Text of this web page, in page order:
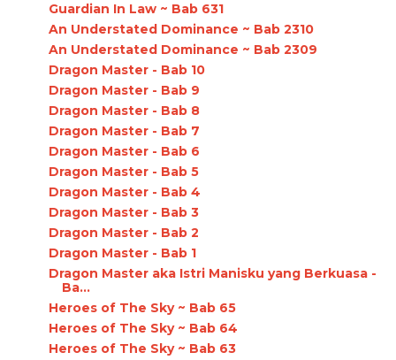
Guardian In Law ~ Bab 631
An Understated Dominance ~ Bab 2310
An Understated Dominance ~ Bab 2309
Dragon Master - Bab 10
Dragon Master - Bab 9
Dragon Master - Bab 8
Dragon Master - Bab 7
Dragon Master - Bab 6
Dragon Master - Bab 5
Dragon Master - Bab 4
Dragon Master - Bab 3
Dragon Master - Bab 2
Dragon Master - Bab 1
Dragon Master aka Istri Manisku yang Berkuasa -
Ba...
Heroes of The Sky ~ Bab 65
Heroes of The Sky ~ Bab 64
Heroes of The Sky ~ Bab 63